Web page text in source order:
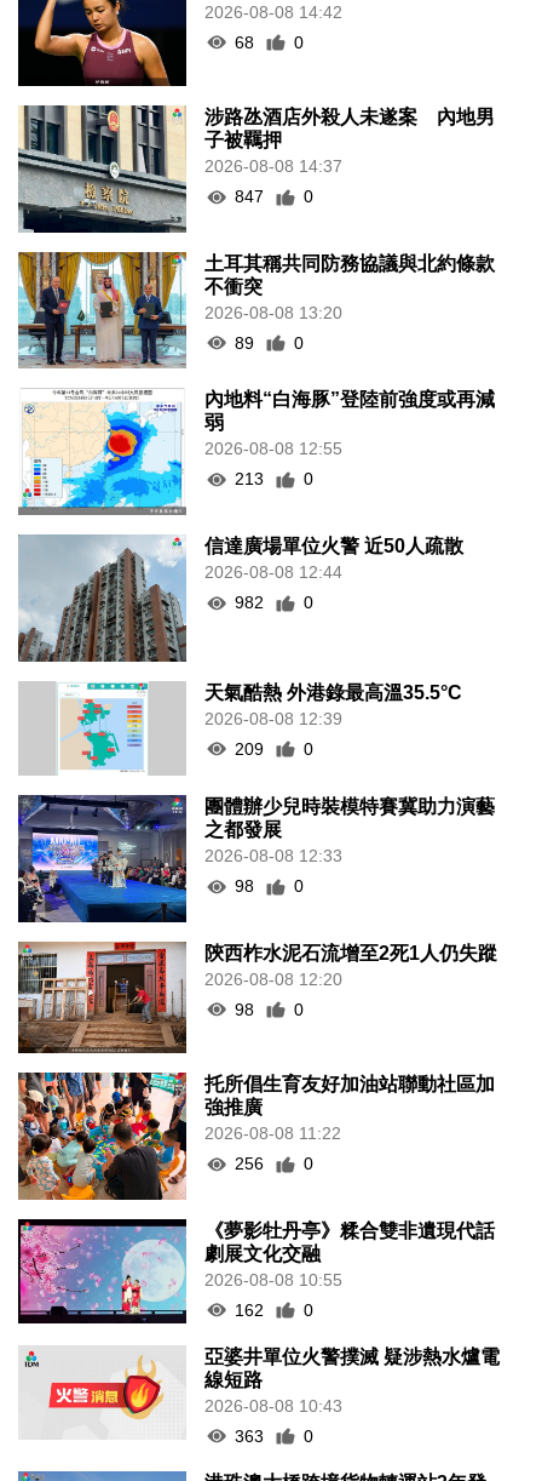
2026-08-08 14:42
68
0
涉路氹酒店外殺人未遂案 內地男
子被羈押
2026-08-08 14:37
847
0
土耳其稱共同防務協議與北約條款
不衝突
2026-08-08 13:20
89
0
內地料“白海豚”登陸前強度或再減
弱
2026-08-08 12:55
213
0
信達廣場單位火警 近50人疏散
2026-08-08 12:44
982
0
天氣酷熱 外港錄最高溫35.5°C
2026-08-08 12:39
209
0
團體辦少兒時裝模特賽冀助力演藝
之都發展
2026-08-08 12:33
98
0
陝西柞水泥石流增至2死1人仍失蹤
2026-08-08 12:20
98
0
托所倡生育友好加油站聯動社區加
強推廣
2026-08-08 11:22
256
0
《夢影牡丹亭》糅合雙非遺現代話
劇展文化交融
2026-08-08 10:55
162
0
亞婆井單位火警撲滅 疑涉熱水爐電
線短路
2026-08-08 10:43
363
0